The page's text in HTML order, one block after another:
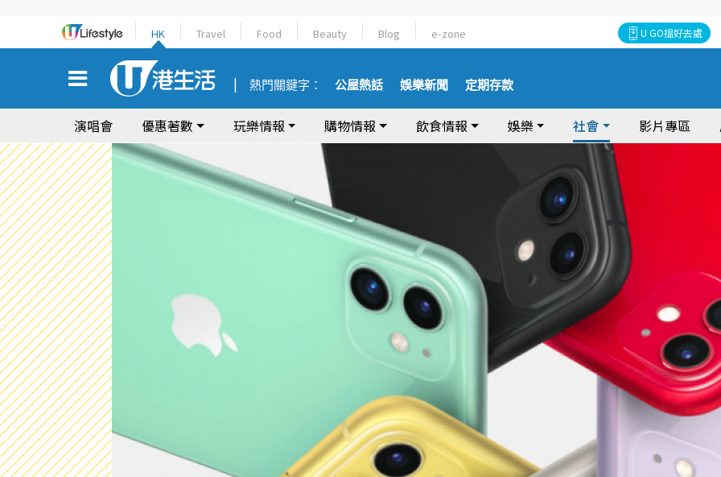
HK Travel Food Beauty Blog e-zone U GO搵好去處
熱門關鍵字： 公屋熱話 娛樂新聞 定期存款
演唱會 優惠著數 玩樂情報 購物情報 飲食情報 娛樂 社會 影片專區